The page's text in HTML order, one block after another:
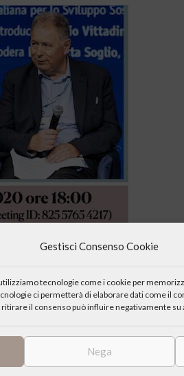
Gestisci Consenso Cookie
tecnologie come i cookie per
ci permetterà di elaborare dati come il
il consenso può influire negativamente
Nega
che ha per temaC’è ancora speranza